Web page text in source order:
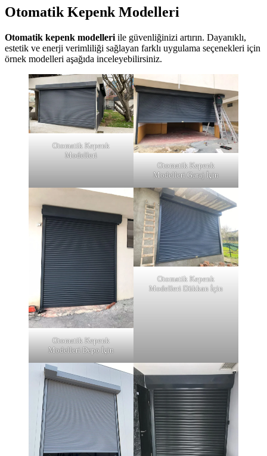
Otomatik Kepenk Modelleri
Otomatik kepenk modelleri ile güvenliğinizi artırın. Dayanıklı,
estetik ve enerji verimliliği sağlayan farklı uygulama seçenekleri için
örnek modelleri aşağıda inceleyebilirsiniz.
Otomatik Kepenk
Modelleri
Otomatik Kepenk
Modelleri Garaj İçin
Otomatik Kepenk
Modelleri Depo İçin
Otomatik Kepenk
Modelleri Dükkan İçin